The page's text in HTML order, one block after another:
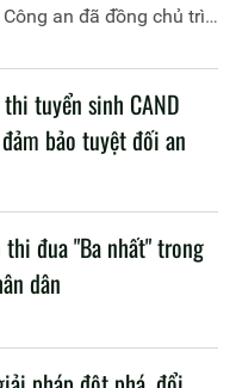
an đã đồng chủ trì
đào tạo của lực lượng
tuyển sinh CAND
bảo tuyệt đối an
đua "Ba nhất" trong
dân